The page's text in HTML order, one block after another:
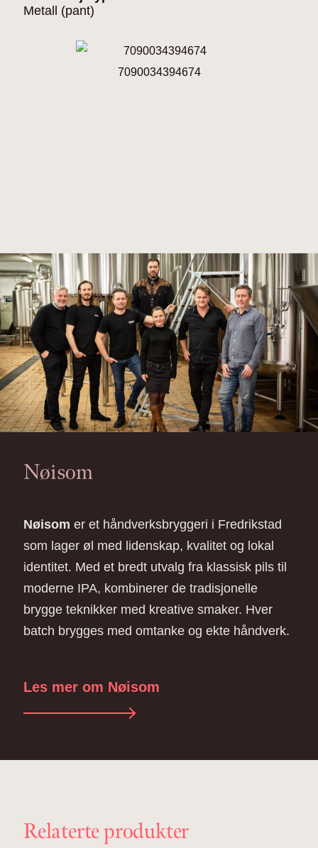
Metall (pant)
7090034394674
Nøisom
Nøisom er et håndverksbryggeri i Fredrikstad
som lager øl med lidenskap, kvalitet og lokal
identitet. Med et bredt utvalg fra klassisk pils til
moderne IPA, kombinerer de tradisjonelle
brygge teknikker med kreative smaker. Hver
batch brygges med omtanke og ekte håndverk.
Les mer om Nøisom
Relaterte produkter